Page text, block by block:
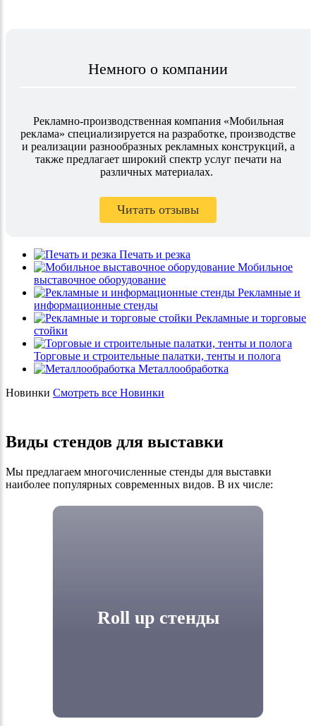
Немного о компании
Рекламно-производственная компания «Мобильная
реклама» специализируется на разработке, производстве
и реализации разнообразных рекламных конструкций, а
также предлагает широкий спектр услуг печати на
различных материалах.
Читать отзывы
Печать и резка
Мобильное
выставочное оборудование
Рекламные и
информационные стенды
Рекламные и торговые
стойки
Торговые и строительные палатки, тенты и полога
Металлообработка
Новинки Смотреть все Новинки
Виды стендов для выставки
Мы предлагаем многочисленные стенды для выставки
наиболее популярных современных видов. В их числе:
Roll up стенды